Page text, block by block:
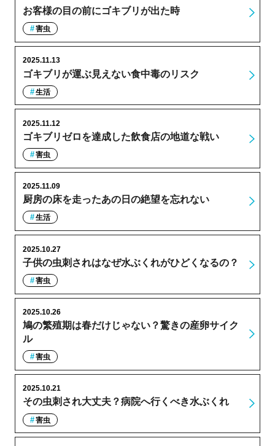
お客様の目の前にゴキブリが出た時
害虫
ゴキブリが運ぶ見えない食中毒のリスク
2025.11.13
生活
ゴキブリゼロを達成した飲食店の地道な戦い
2025.11.12
害虫
厨房の床を走ったあの日の絶望を忘れない
2025.11.09
生活
子供の虫刺されはなぜ水ぶくれがひどくなるの？
2025.10.27
害虫
鳩の繁殖期は春だけじゃない？驚きの産卵サイク
ル
2025.10.26
害虫
その虫刺され大丈夫？病院へ行くべき水ぶくれ
2025.10.21
害虫